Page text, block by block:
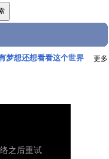
梦想还想看看这个世界 更多